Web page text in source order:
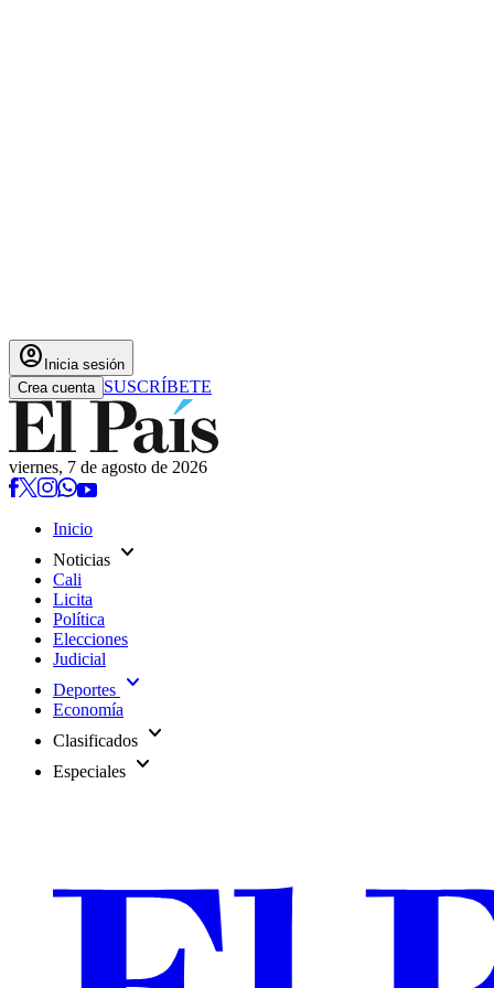
account_circle Inicia sesión
Crea cuenta SUSCRÍBETE
viernes, 7 de agosto de 2026
Inicio
Noticias expand_more
Cali
Licita
Política
Elecciones
Judicial
Deportes expand_more
Economía
Clasificados expand_more
Especiales expand_more